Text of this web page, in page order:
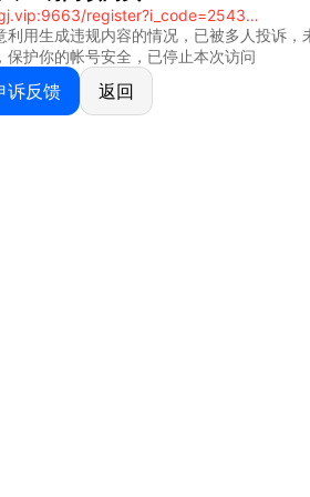
https://www.q4sdgj.vip:9663/register?i_code=25430844
用生成违规内容的情况，已被多人投诉，
保护你的帐号安全，已停止本次访问
诉反馈 返回